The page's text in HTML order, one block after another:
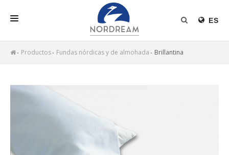
ES
INICIO
PRODUCTOS
Productos Fundas nórdicas y de almohada Brillantina